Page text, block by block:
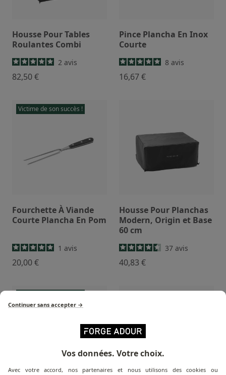
Housse Pour Tables
Roulantes Combi
2 avis
82,50 €
Pince Plancha En Inox
Courte
8 avis
16,67 €
Victime de son succès !
Fourchette À Viande
Courte Plancha En Pom
1 avis
20,00 €
Housse Pour Planchas
Modern, Origin et Base
60 cm
37 avis
40,83 €
Continuer sans accepter →
Vos données. Votre choix.
Avec votre accord, nos partenaires et nous utilisons des cookies ou